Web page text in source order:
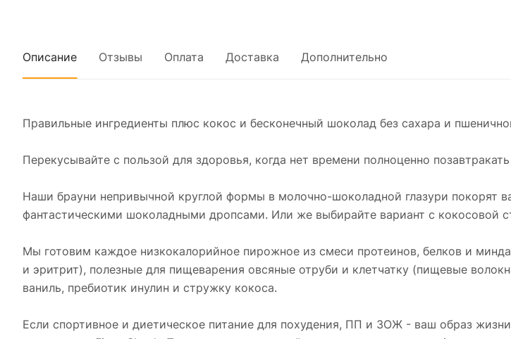
Описание Отзывы Оплата Доставка Дополнительно
Правильные ингредиенты плюс кокос и бесконечный шоколад без сахара и
Перекусывайте с пользой для здоровья, когда нет времени полноценно
Наши брауни непривычной круглой формы в молочно-шоколадной глазури покорят
фантастическими шоколадными дропсами. Или же выбирайте вариант с кокосовой
Мы готовим каждое низкокалорийное пирожное из смеси протеинов, белков и
и эритрит), полезные для пищеварения овсяные отруби и клетчатку (пищевые
ваниль, пребиотик инулин и стружку кокоса.
Если спортивное и диетическое питание для похудения, ПП и ЗОЖ - ваш образ